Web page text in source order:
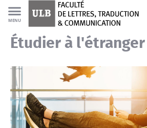
MENU
Faculté de Lettres, Traduction et Communication
L'international
Étudier à l'étranger
Étudier à l'étranger